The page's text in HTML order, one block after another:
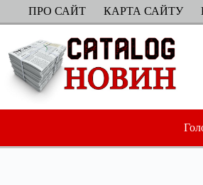
ПерейтиПРО САЙТ КАРТА САЙТУ